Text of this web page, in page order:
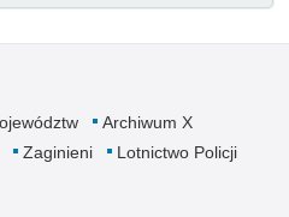
Archiwum X
Zaginieni
Lotnictwo Policji